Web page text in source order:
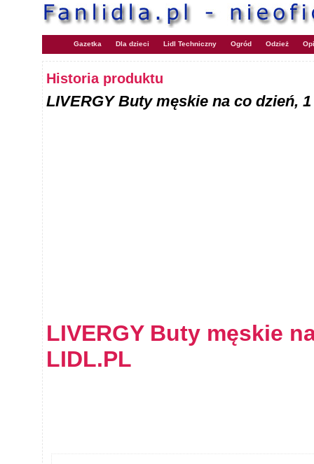
Gazetka Dla dzieci Lidl Techniczny Ogród Odzież
Historia produktu
LIVERGY Buty męskie na co dzień,
LIVERGY Buty męskie
LIDL.PL